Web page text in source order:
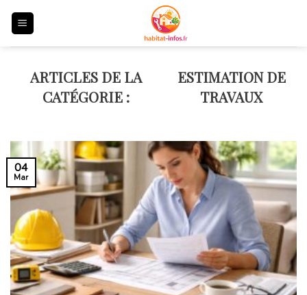
ESTIMATION DE
TRAVAUX
04
Mar